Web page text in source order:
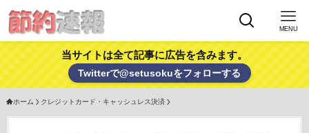
MENU
当サイトは全て記事に広告を含みます。
Twitterで@setusokuをフォローする
ホーム クレジットカード・キャッシュレス決済